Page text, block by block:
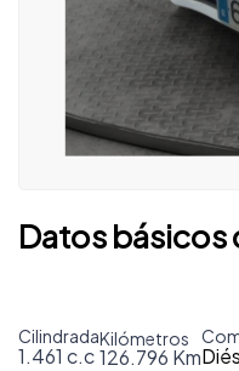
Datos básicos
Cilindrada
1.461 c.c
Kilómetros
126.796 Km